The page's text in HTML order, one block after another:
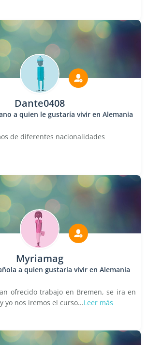
Dante0408
a quien le gustaría vivir en Alemania
de diferentes nacionalidades
Myriamag
a quien gustaría vivir en Alemania
ofrecido trabajo en Bremen, se ira en
yo nos iremos el curso...Leer más